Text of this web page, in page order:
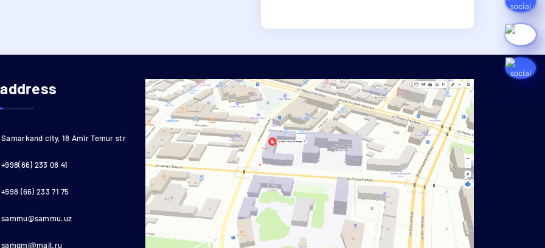
Samarkand city, 18 Amir Temur str
+998(66) 233 08 41
+998 (66) 233 71 75
sammu@sammu.uz
samgmi@mail.ru